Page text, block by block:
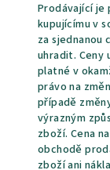
Prodávající je
kupujícímu v
za sjednanou
uhradit. Ceny
platné v
právo na
případě
výrazným
zboží. Cena
obchodě
zboží ani